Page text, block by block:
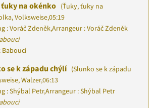
ťuky na okénko (Ťuky, ťuky na
Volksweise,05:19
: Voráč Zdeněk,Arrangeur : Voráč Zdeněk
Babouci
se k západu chýlí (Slunko se k západu
Walzer,06:13
: Shýbal Petr,Arrangeur : Shýbal Petr